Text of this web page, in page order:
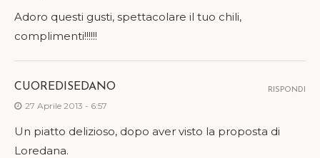
Adoro questi gusti, spettacolare il tuo chili,
complimenti!!!!!!
CUOREDISEDANO
27 Aprile 2013 - 6:57
Un piatto delizioso, dopo aver visto la proposta di
Loredana.
RISPONDI